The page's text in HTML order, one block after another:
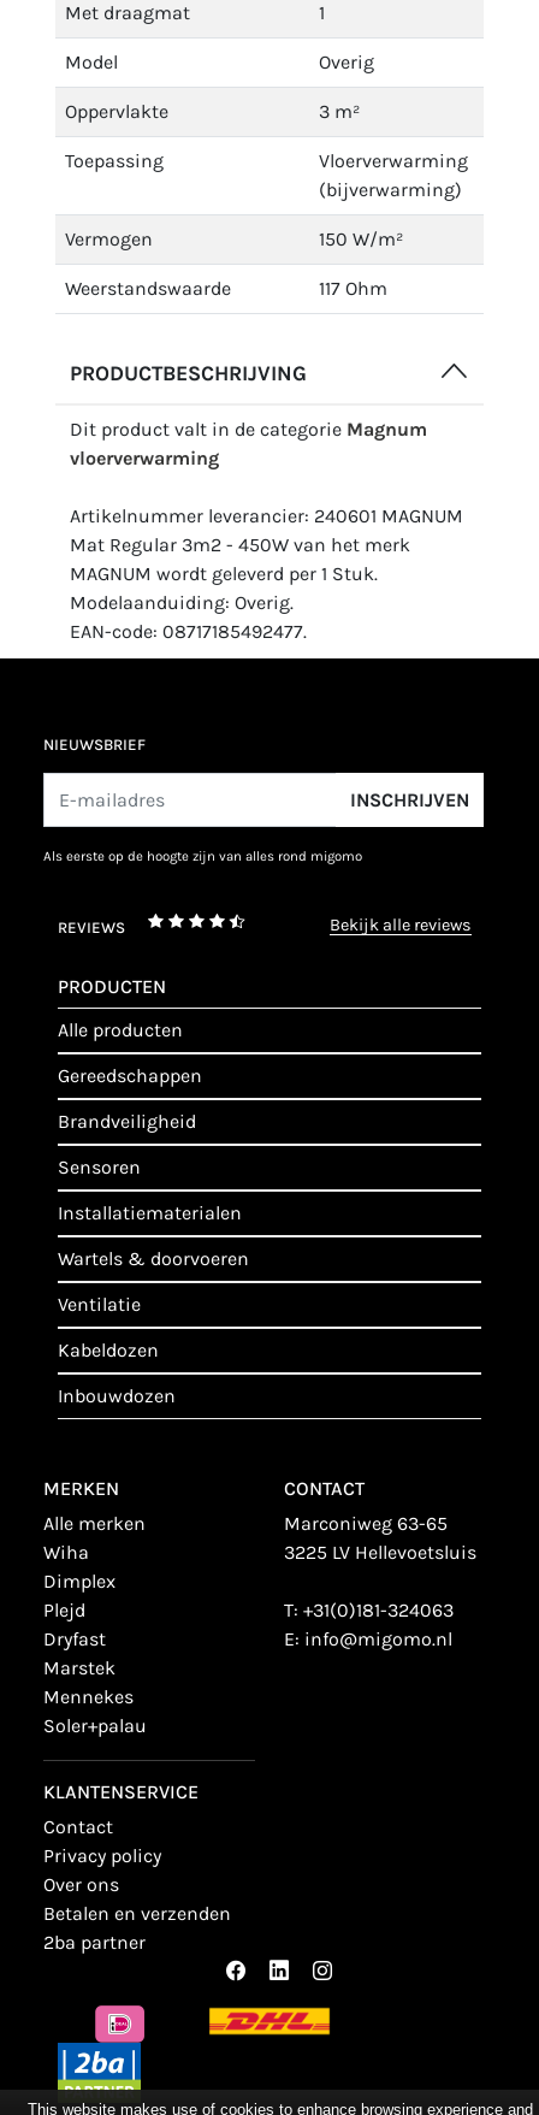
Met draagmat 1
Model Overig
Oppervlakte 3 m²
Toepassing
Vloerverwarming
(bijverwarming)
Vermogen 150 W/m²
Weerstandswaarde 117 Ohm
PRODUCTBESCHRIJVING
Dit product valt in de categorie Magnum
vloerverwarming
Artikelnummer leverancier: 240601 MAGNUM
Mat Regular 3m2 - 450W van het merk
MAGNUM wordt geleverd per 1 Stuk.
Modelaanduiding: Overig.
EAN-code: 08717185492477.
NIEUWSBRIEF
INSCHRIJVEN
als eerste op de hoogte zijn van alles rond migomo
REVIEWS bekijk alle reviews
PRODUCTEN
alle producten
gereedschappen
brandveiligheid
sensoren
installatiematerialen
wartels & doorvoeren
ventilatie
kabeldozen
inbouwdozen
MERKEN
alle merken
wiha
dimplex
plejd
dryfast
marstek
mennekes
soler+palau
KLANTENSERVICE
contact
privacy policy
over ons
betalen en verzenden
2ba partner
CONTACT
Marconiweg 63-65
3225 LV Hellevoetsluis
T: +31(0)181-324063
E: info@migomo.nl
This website makes use of cookies to enhance browsing experience and